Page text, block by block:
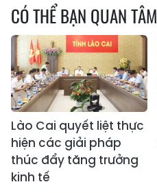
CÓ THỂ BẠN QUAN TÂM
Lào Cai quyết liệt thực
hiện các giải pháp
thúc đẩy tăng trưởng
kinh tế